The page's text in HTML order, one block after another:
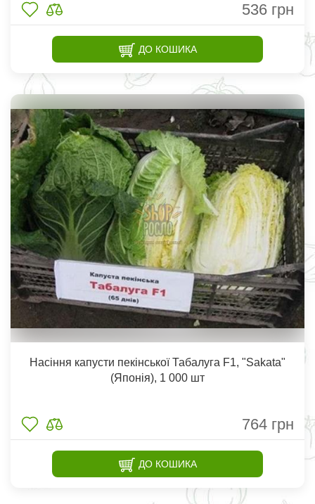
536 грн
ДО КОШИКА
Насіння капусти пекінської Табалуга F1, "Sakata"
(Японія), 1 000 шт
764 грн
ДО КОШИКА